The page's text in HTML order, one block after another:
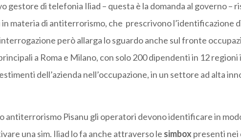
gestore di telefonia Iliad – questa è la domanda al governo –
materia di antiterrorismo, che prescrivono l’identificazione
però allarga lo sguardo anche sul fronte
a Roma e Milano, con solo 200 dipendenti in 12 regioni
dell’azienda nell’occupazione, in un settore ad alta
antiterrorismo Pisanu gli operatori devono identificare in
una sim. Iliad lo fa anche attraverso le simbox presenti nei